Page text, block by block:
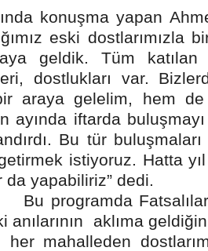
konuşma yapan
eski dostlarımızla
geldik. Tüm katılan
dostlukları var.
araya gelelim, hem
ayında iftarda buluşmayı
Bu tür buluşmaları
istiyoruz. Hatta
yapabiliriz” dedi.
Fatsalılar
anılarının aklıma
her mahalleden